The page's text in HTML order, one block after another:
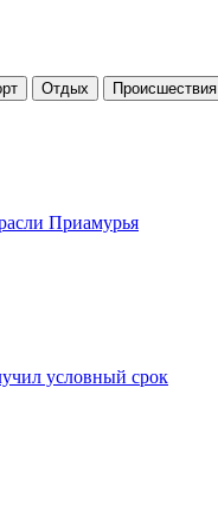
Отдых Проиcшествия
Приамурья
условный срок